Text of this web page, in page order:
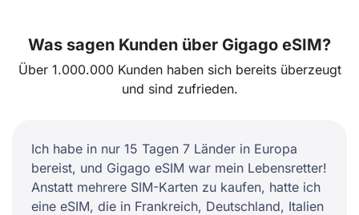
Was sagen Kunden über Gigago eSIM?
Über 1.000.000 Kunden haben sich bereits überzeugt
und sind zufrieden.
Ich habe in nur 15 Tagen 7 Länder in Europa
bereist, und Gigago eSIM war mein Lebensretter!
Anstatt mehrere SIM-Karten zu kaufen, hatte ich
eine eSIM, die in Frankreich, Deutschland, Italien